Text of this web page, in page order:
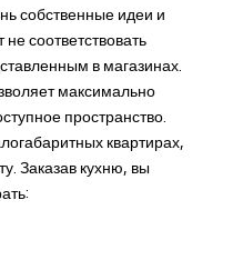
собственные идеи и
соответствовать
в магазинах.
максимально
пространство.
квартирах,
Заказав кухню, вы